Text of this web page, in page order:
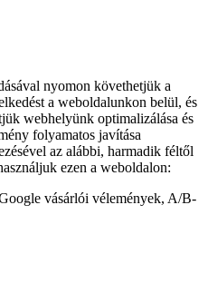
nyomon követhetjük a
a weboldalunkon belül, és
webhelyünk optimalizálása és
folyamatos javítása
az alábbi, harmadik féltől
ezen a weboldalon:
vásárlói vélemények, A/B-